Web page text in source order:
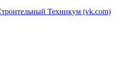
Техникум (vk.com)